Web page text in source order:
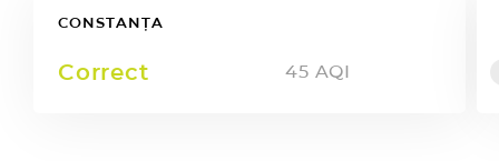
CONSTANȚA
Correct 45 AQI